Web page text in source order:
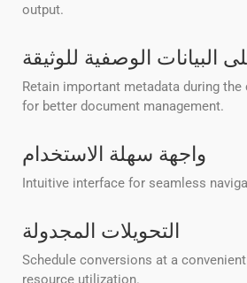
output.
البيانات الوصفية للوثيقة
Retain important metadata during
for better document management.
واجهة سهلة الاستخدام
Intuitive interface for seamless
التحويلات المجدولة
Schedule conversions at a
resource utilization.